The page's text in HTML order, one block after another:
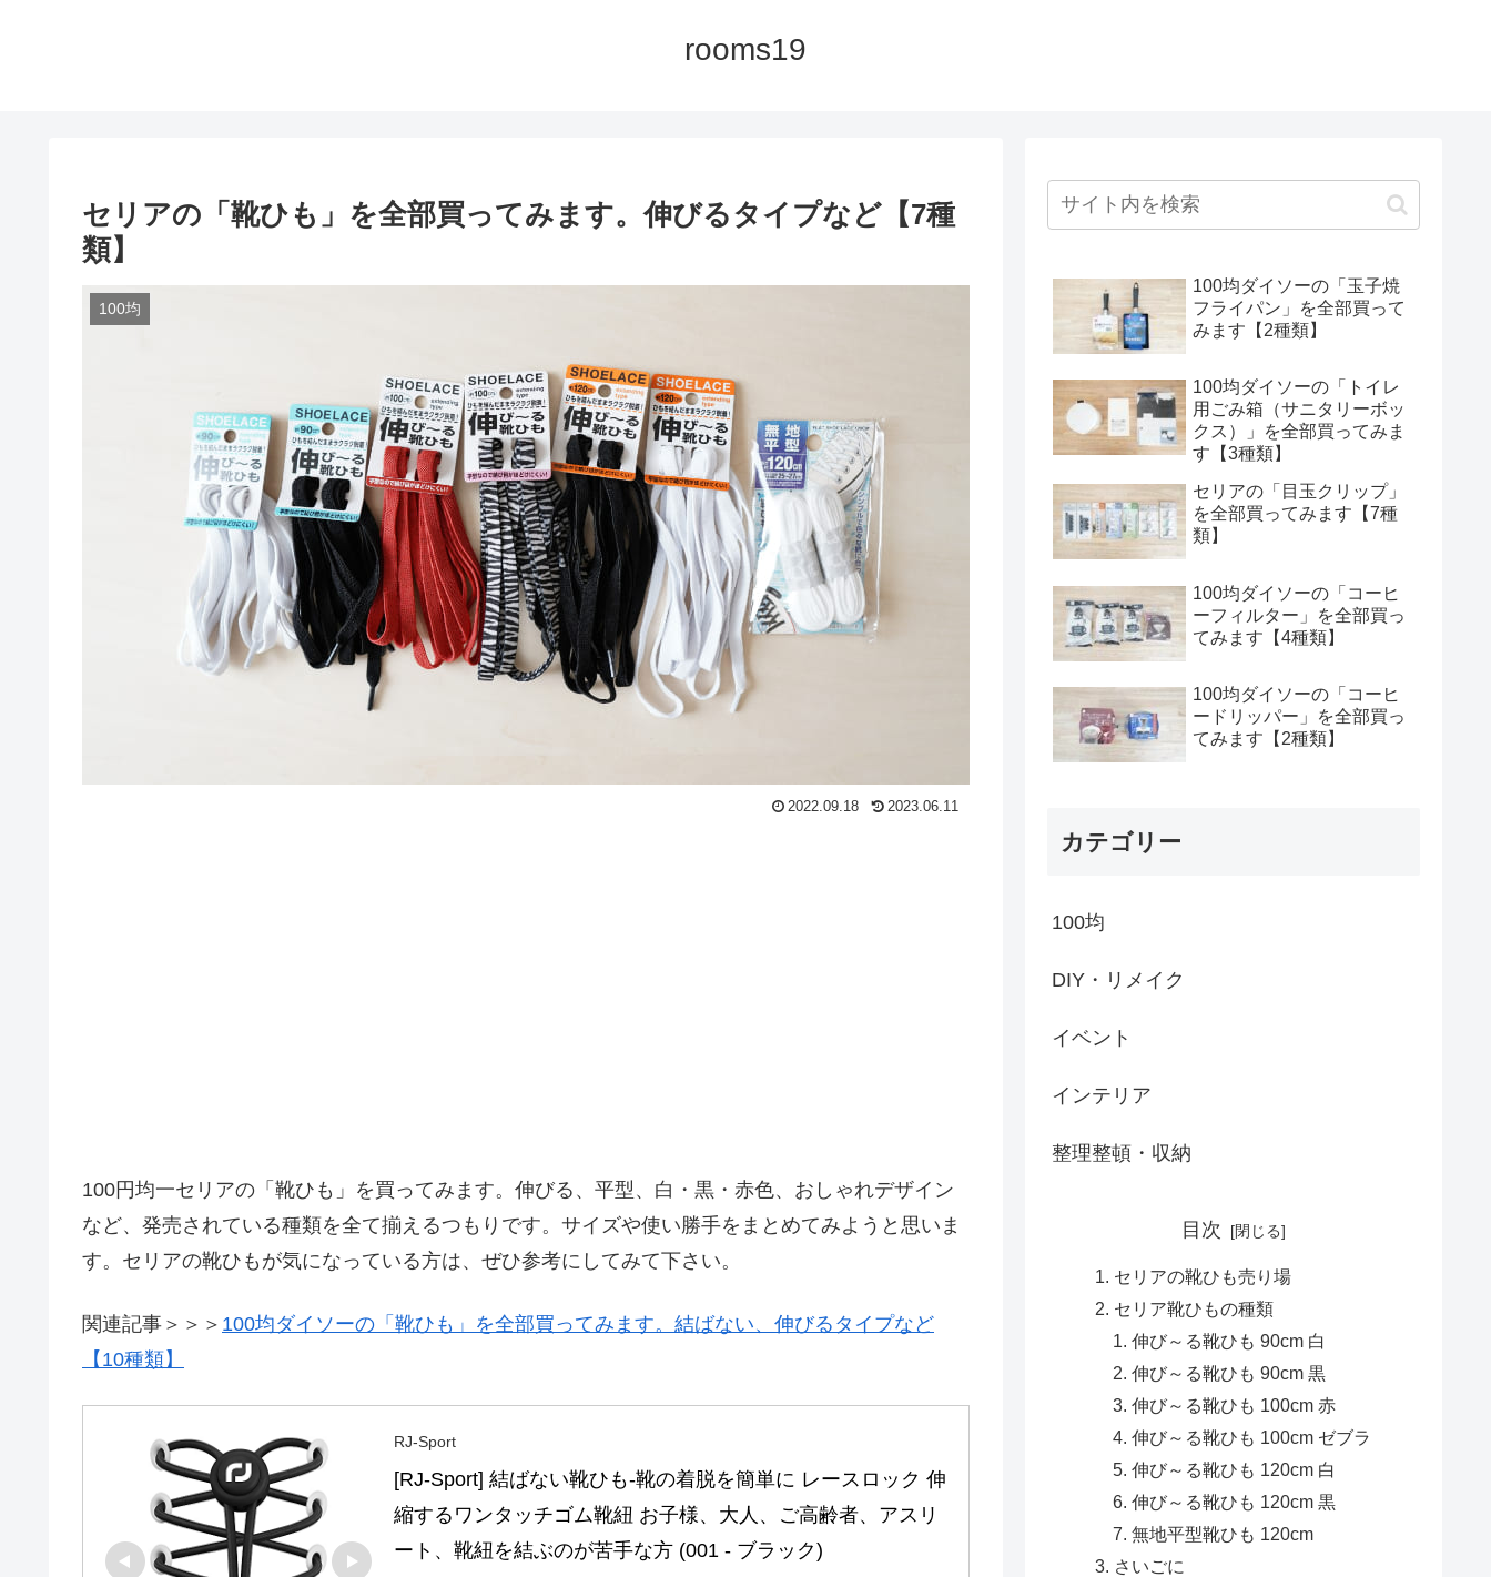
rooms19
セリアの「靴ひも」を全部買ってみます。伸びるタイプなど【7種
類】
100均
2022.09.18 2023.06.11
100円均一セリアの「靴ひも」を買ってみます。伸びる、平型、白・黒・赤色、おしゃれデザイン
など、発売されている種類を全て揃えるつもりです。サイズや使い勝手をまとめてみようと思いま
す。セリアの靴ひもが気になっている方は、ぜひ参考にしてみて下さい。
関連記事＞＞＞ 100均ダイソーの「靴ひも」を全部買ってみます。結ばない、伸びるタイプなど
【10種類】
RJ-Sport
[RJ-Sport] 結ばない靴ひも-靴の着脱を簡単に レースロック 伸
縮するワンタッチゴム靴紐 お子様、大人、ご高齢者、アスリ
ート、靴紐を結ぶのが苦手な方 (001 - ブラック)
100均ダイソーの「玉子焼
フライパン」を全部買って
みます【2種類】
100均ダイソーの「トイレ
用ごみ箱（サニタリーボッ
クス）」を全部買ってみま
す【3種類】
セリアの「目玉クリップ」
を全部買ってみます【7種
類】
100均ダイソーの「コーヒ
ーフィルター」を全部買っ
てみます【4種類】
100均ダイソーの「コーヒ
ードリッパー」を全部買っ
てみます【2種類】
カテゴリー
100均
DIY・リメイク
イベント
インテリア
整理整頓・収納
目次
セリアの靴ひも売り場
セリア靴ひもの種類
伸び～る靴ひも 90cm 白
伸び～る靴ひも 90cm 黒
伸び～る靴ひも 100cm 赤
伸び～る靴ひも 100cm ゼブラ
伸び～る靴ひも 120cm 白
伸び～る靴ひも 120cm 黒
無地平型靴ひも 120cm
さいごに